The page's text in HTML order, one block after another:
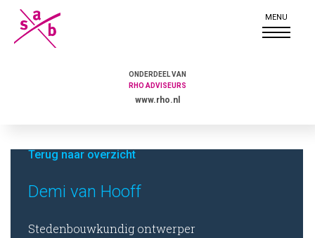
ONDERDEEL VAN
RHO ADVISEURS
www.rho.nl
Terug naar overzicht
Demi van Hooff
Stedenbouwkundig ontwerper